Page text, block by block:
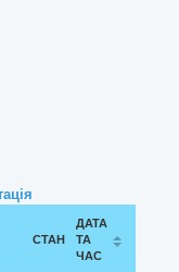
СТАН
ДАТА
ТА
ЧАС